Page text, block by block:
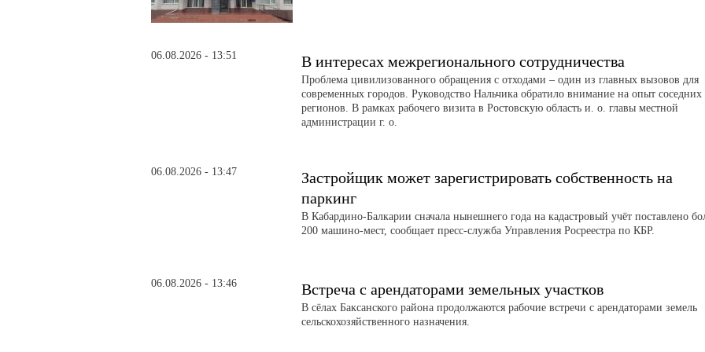
06.08.2026 - 13:51 В интересах межрегионального сотрудничества
Проблема цивилизованного обращения с отходами – один из главных вызовов для
современных городов. Руководство Нальчика обратило внимание на опыт соседних
регионов. В рамках рабочего визита в Ростовскую область и. о. главы местной
администрации г. о.
06.08.2026 - 13:47
Застройщик может зарегистрировать собственность на
паркинг
В Кабардино-Балкарии сначала нынешнего года на кадастровый учёт поставлено
200 машино-мест, сообщает пресс-служба Управления Росреестра по КБР.
06.08.2026 - 13:46 Встреча с арендаторами земельных участков
В сёлах Баксанского района продолжаются рабочие встречи с арендаторами земель
сельскохозяйственного назначения.